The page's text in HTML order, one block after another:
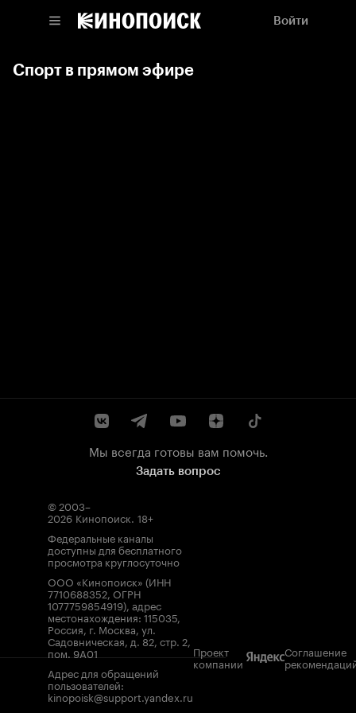
Войти
Спорт в прямом эфире
Мы всегда готовы вам помочь.
Задать вопрос
© 2003–
2026 Кинопоиск. 18+
Федеральные каналы
доступны для бесплатного
просмотра круглосуточно
ООО «Кинопоиск» (ИНН
7710688352, ОГРН
1077759854919), адрес
местонахождения: 115035,
Россия, г. Москва, ул.
Садовническая, д. 82, стр. 2,
пом. 9А01
Адрес для обращений
пользователей:
kinopoisk@support.yandex.ru
Проект
компании
Соглашение